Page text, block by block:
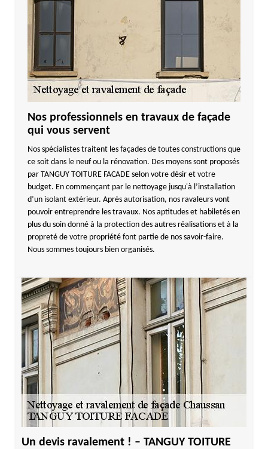
Nos professionnels en travaux de façade
qui vous servent
Nos spécialistes traitent les façades de toutes constructions que
ce soit dans le neuf ou la rénovation. Des moyens sont proposés
par TANGUY TOITURE FACADE selon votre désir et votre
budget. En commençant par le nettoyage jusqu'à l’installation
d’un isolant extérieur. Après autorisation, nos ravaleurs vont
pouvoir entreprendre les travaux. Nos aptitudes et habiletés en
plus du soin donné à la protection des autres réalisations et à la
propreté de votre propriété font partie de nos savoir-faire.
Nous sommes toujours bien organisés.
Un devis ravalement ! – TANGUY TOITURE